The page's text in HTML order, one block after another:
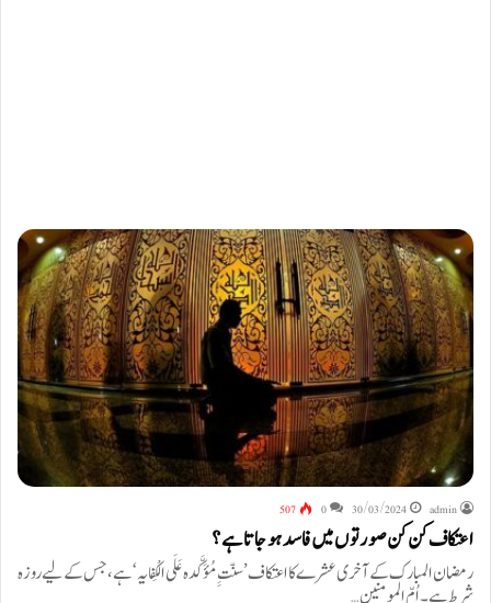
admin
30/03/2024
0
507
اعتکاف کن کن صورتوں میں فاسد ہوجاتا ہے؟
رمضان المبارک کے آخری عشرے کا اعتکاف ’سنّتِِ مُؤَکَّدہ عَلَی الْکِفایہ‘ ہے ،جس کے لیے روزہ
شرط ہے۔ اُمّ المومنین…